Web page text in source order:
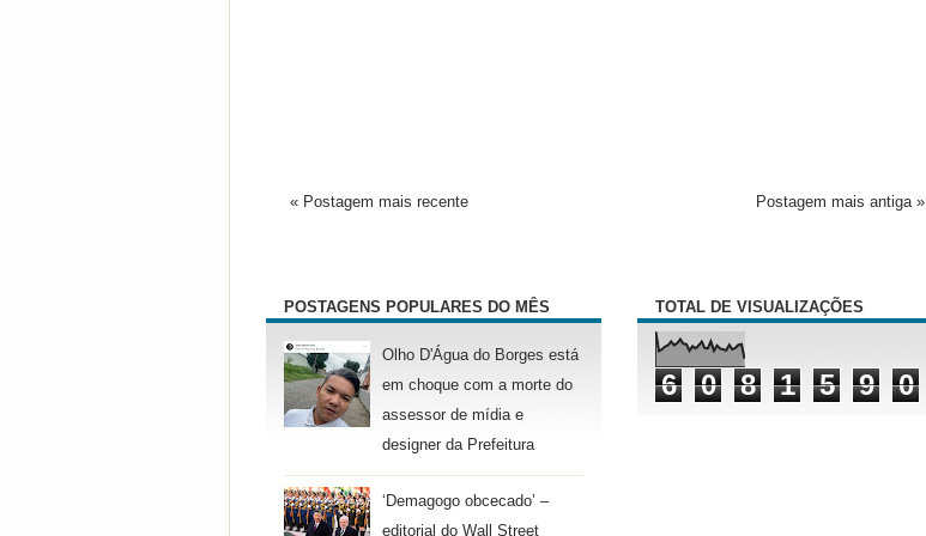
« Postagem mais recente Postagem mais antiga »
POSTAGENS POPULARES DO MÊS
Olho D'Água do Borges está
em choque com a morte do
assessor de mídia e
designer da Prefeitura
‘Demagogo obcecado’ –
editorial do Wall Street
TOTAL DE VISUALIZAÇÕES
6 0 8 1 5 9 0